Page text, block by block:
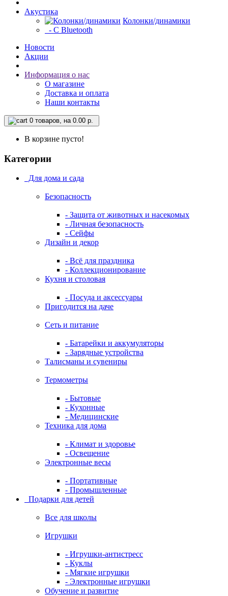
Акустика
Колонки/динамики
- С Bluetooth
Новости
Акции
Информация о нас
О магазине
Доставка и оплата
Наши контакты
0 товаров, на 0.00 р.
В корзине пусто!
Категории
Для дома и сада
Безопасность
- Защита от животных и насекомых
- Личная безопасность
- Сейфы
Дизайн и декор
- Всё для праздника
- Коллекционирование
Кухня и столовая
- Посуда и аксессуары
Пригодится на даче
Сеть и питание
- Батарейки и аккумуляторы
- Зарядные устройства
Талисманы и сувениры
Термометры
- Бытовые
- Кухонные
- Медицинские
Техника для дома
- Климат и здоровье
- Освещение
Электронные весы
- Портативные
- Промышленные
Подарки для детей
Все для школы
Игрушки
- Игрушки-антистресс
- Куклы
- Мягкие игрушки
- Электронные игрушки
Обучение и развитие